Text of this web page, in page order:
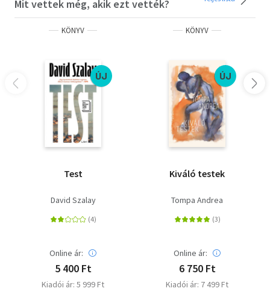
Mit vettek még, akik ezt vették?
KÖNYV
ÚJ
Test
David Szalay
Online ár:
5 400 Ft
Kiadói ár: 5 999 Ft
KÖNYV
ÚJ
Kiváló testek
Tompa Andrea
Online ár:
6 750 Ft
Kiadói ár: 7 499 Ft